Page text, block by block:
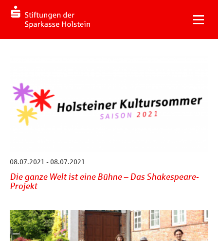
08.07.2021 - 08.07.2021
Die ganze Welt ist eine Bühne – Das Shakespeare-
Projekt